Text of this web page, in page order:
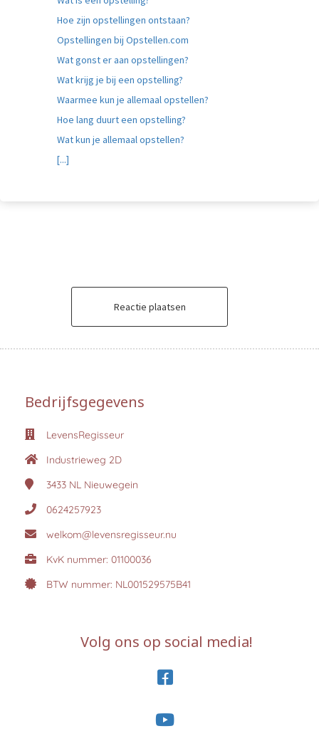
Hoe zijn opstellingen ontstaan?
Opstellingen bij Opstellen.com
Wat gonst er aan opstellingen?
Wat krijg je bij een opstelling?
Waarmee kun je allemaal opstellen?
Hoe lang duurt een opstelling?
Wat kun je allemaal opstellen?
[...]
Reactie plaatsen
Bedrijfsgegevens
LevensRegisseur
Industrieweg 2D
3433 NL Nieuwegein
0624257923
welkom@levensregisseur.nu
KvK nummer: 01100036
BTW nummer: NL001529575B41
Volg ons op social media!